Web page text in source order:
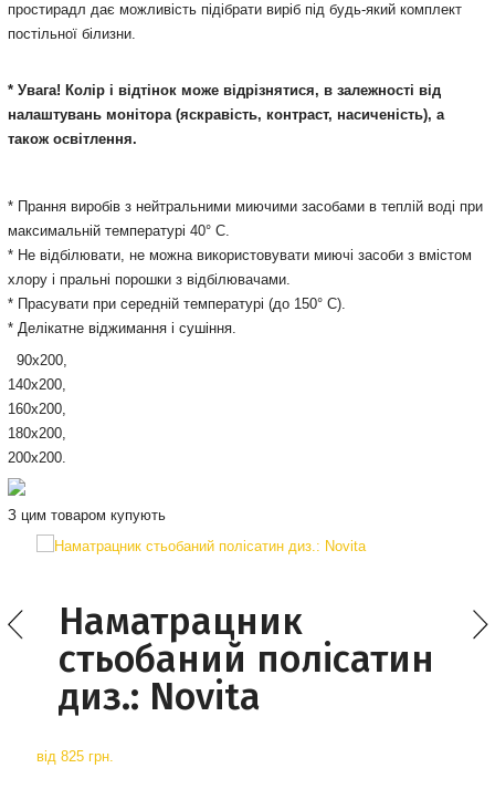
простирадл дає можливість підібрати виріб під будь-який комплект
постільної білизни.
* Увага! Колір і відтінок може відрізнятися, в залежності від
налаштувань монітора (яскравість, контраст, насиченість), а
також освітлення.
* Прання виробів з нейтральними миючими засобами в теплій воді при
максимальній температурі 40° С.
* Не відбілювати, не можна використовувати миючі засоби з вмістом
хлору і пральні порошки з відбілювачами.
* Прасувати при середній температурі (до 150° С).
* Делікатне віджимання і сушіння.
90х200,
140х200,
160х200,
180х200,
200х200.
З цим товаром купують
Наматрацник
стьобаний полісатин
диз.: Novita
від 825 грн.